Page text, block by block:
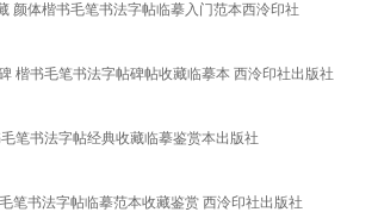
颜体楷书毛笔书法字帖临摹入门范本西泠印社
楷书毛笔书法字帖碑帖收藏临摹本 西泠印社出版社
笔书法字帖经典收藏临摹鉴赏本出版社
笔书法字帖临摹范本收藏鉴赏 西泠印社出版社